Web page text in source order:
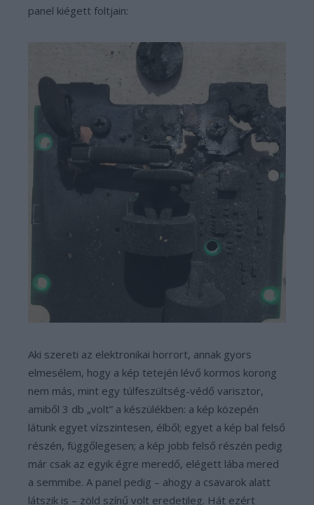
panel kiégett foltjain:
Aki szereti az elektronikai horrort, annak gyors
elmesélem, hogy a kép tetején lévő kormos korong
nem más, mint egy túlfeszültség-védő varisztor,
amiből 3 db „volt” a készülékben: a kép közepén
látunk egyet vízszintesen, élből; egyet a kép bal felső
részén, függőlegesen; a kép jobb felső részén pedig
már csak az egyik égre meredő, elégett lába mered
a semmibe. A panel pedig – ahogy a csavarok alatt
látszik is – zöld színű volt eredetileg. Hát ezért